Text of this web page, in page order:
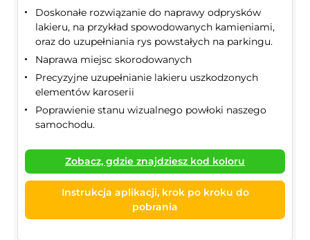
Doskonałe rozwiązanie do naprawy odprysków
lakieru, na przykład spowodowanych kamieniami,
oraz do uzupełniania rys powstałych na parkingu.
Naprawa miejsc skorodowanych
Precyzyjne uzupełnianie lakieru uszkodzonych
elementów karoserii
Poprawienie stanu wizualnego powłoki naszego
samochodu.
Zobacz, gdzie znajdziesz kod koloru
Instrukcja aplikacji, krok po kroku do
pobrania